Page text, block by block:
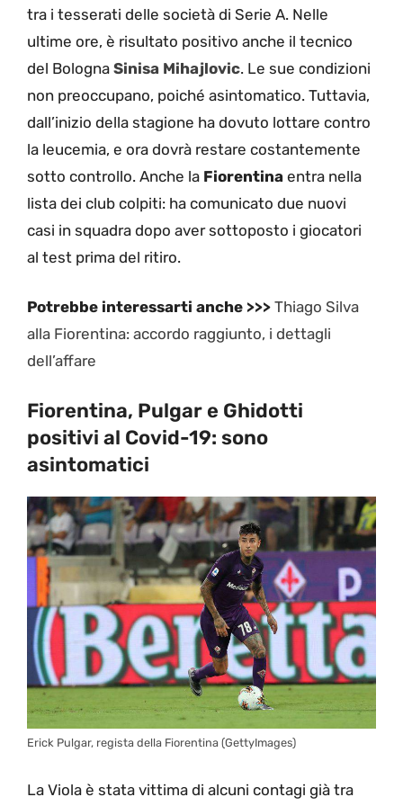
tra i tesserati delle società di Serie A. Nelle
ultime ore, è risultato positivo anche il tecnico
del Bologna Sinisa Mihajlovic. Le sue condizioni
non preoccupano, poiché asintomatico. Tuttavia,
dall’inizio della stagione ha dovuto lottare contro
la leucemia, e ora dovrà restare costantemente
sotto controllo. Anche la Fiorentina entra nella
lista dei club colpiti: ha comunicato due nuovi
casi in squadra dopo aver sottoposto i giocatori
al test prima del ritiro.
Potrebbe interessarti anche >>> Thiago Silva
alla Fiorentina: accordo raggiunto, i dettagli
dell’affare
Fiorentina, Pulgar e Ghidotti
positivi al Covid-19: sono
asintomatici
Erick Pulgar, regista della Fiorentina (GettyImages)
La Viola è stata vittima di alcuni contagi già tra